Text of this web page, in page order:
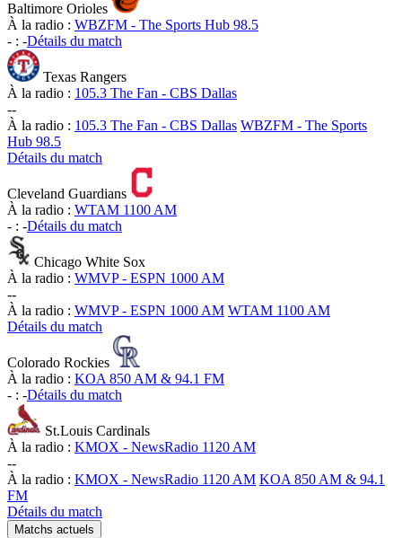
Baltimore Orioles
À la radio : WBZFM - The Sports Hub 98.5
- : -Détails du match
Texas Rangers
À la radio : 105.3 The Fan - CBS Dallas
--
À la radio : 105.3 The Fan - CBS Dallas WBZFM - The Sports
Hub 98.5
Détails du match
Cleveland Guardians
À la radio : WTAM 1100 AM
- : -Détails du match
Chicago White Sox
À la radio : WMVP - ESPN 1000 AM
--
À la radio : WMVP - ESPN 1000 AM WTAM 1100 AM
Détails du match
Colorado Rockies
À la radio : KOA 850 AM & 94.1 FM
- : -Détails du match
St.Louis Cardinals
À la radio : KMOX - NewsRadio 1120 AM
--
À la radio : KMOX - NewsRadio 1120 AM KOA 850 AM & 94.1
FM
Détails du match
Matchs actuels